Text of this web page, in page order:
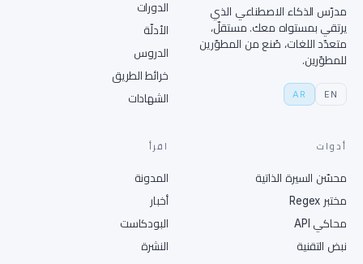
مدرّس الذكاء الاصطناعي الذي
يرتقي بمستواه معك. مستقلّ،
متعدّد اللغات، صُنع من المطوّرين
للمطوّرين.
EN
AR
الدورات
الأدلّة
الدروس
خرائط الطريق
الشهادات
أدوات
محسّن السيرة الذاتية
مختبر Regex
محاكي API
نبض التقنية
اقرأ
المدونة
أخبار
البودكاست
النشرة